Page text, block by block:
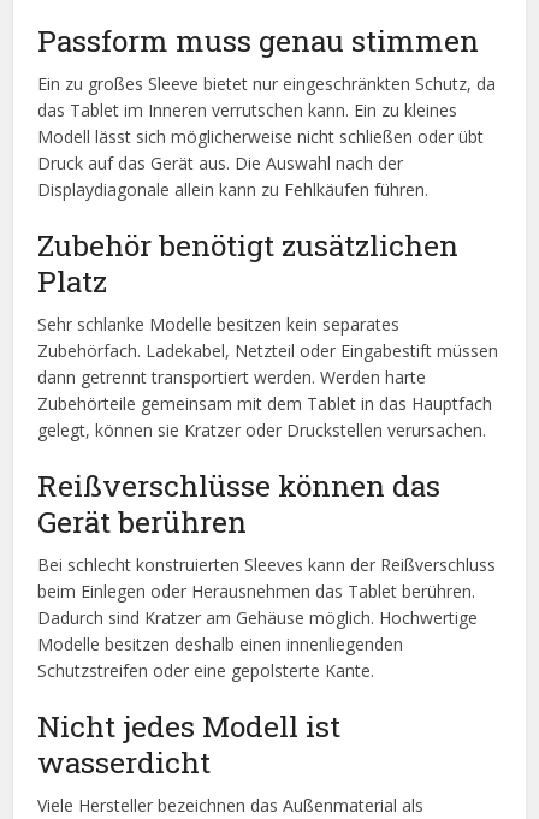
Passform muss genau stimmen
Ein zu großes Sleeve bietet nur eingeschränkten Schutz, da
das Tablet im Inneren verrutschen kann. Ein zu kleines
Modell lässt sich möglicherweise nicht schließen oder übt
Druck auf das Gerät aus. Die Auswahl nach der
Displaydiagonale allein kann zu Fehlkäufen führen.
Zubehör benötigt zusätzlichen
Platz
Sehr schlanke Modelle besitzen kein separates
Zubehörfach. Ladekabel, Netzteil oder Eingabestift müssen
dann getrennt transportiert werden. Werden harte
Zubehörteile gemeinsam mit dem Tablet in das Hauptfach
gelegt, können sie Kratzer oder Druckstellen verursachen.
Reißverschlüsse können das
Gerät berühren
Bei schlecht konstruierten Sleeves kann der Reißverschluss
beim Einlegen oder Herausnehmen das Tablet berühren.
Dadurch sind Kratzer am Gehäuse möglich. Hochwertige
Modelle besitzen deshalb einen innenliegenden
Schutzstreifen oder eine gepolsterte Kante.
Nicht jedes Modell ist
wasserdicht
Viele Hersteller bezeichnen das Außenmaterial als